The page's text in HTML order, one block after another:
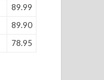
89.99
89.90
78.95